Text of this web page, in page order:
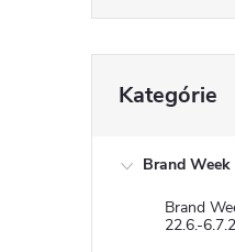
kategórie
Kategórie
Brand
Brand
22.6.-